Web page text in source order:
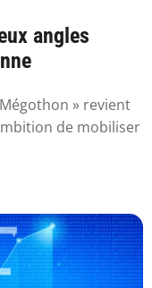
angles
» revient
de mobiliser